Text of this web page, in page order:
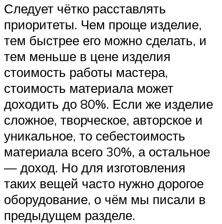
Следует чётко расставлять
приоритеты. Чем проще изделие,
тем быстрее его можно сделать, и
тем меньше в цене изделия
стоимость работы мастера,
стоимость материала может
доходить до 80%. Если же изделие
сложное, творческое, авторское и
уникальное, то себестоимость
материала всего 30%, а остальное
— доход. Но для изготовления
таких вещей часто нужно дорогое
оборудование, о чём мы писали в
предыдущем разделе.